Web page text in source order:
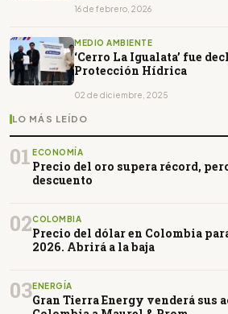
16 de febrero, 2026
MEDIO AMBIENTE
‘Cerro La Igualata’ fue
Protección Hídrica
02 de diciembre, 2025
LO MÁS LEÍDO
01 ECONOMÍA
Precio del oro supera récord,
descuento
02COLOMBIA
Precio del dólar en Colombia
2026. Abrirá a la baja
03ENERGÍA
Gran Tierra Energy venderá sus